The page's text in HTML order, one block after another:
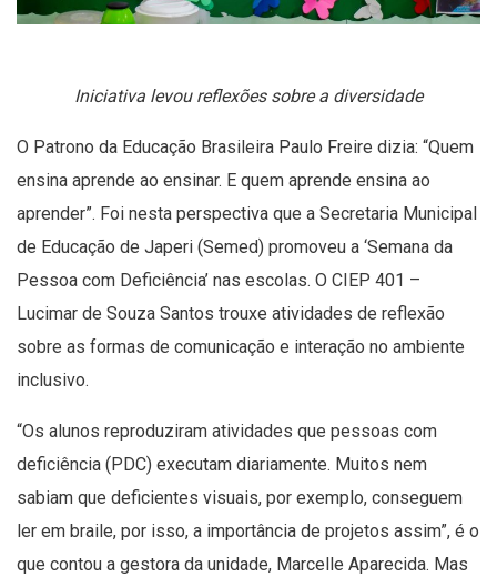
Iniciativa levou reflexões sobre a diversidade
O Patrono da Educação Brasileira Paulo Freire dizia: “Quem
ensina aprende ao ensinar. E quem aprende ensina ao
aprender”. Foi nesta perspectiva que a Secretaria Municipal
de Educação de Japeri (Semed) promoveu a ‘Semana da
Pessoa com Deficiência’ nas escolas. O CIEP 401 –
Lucimar de Souza Santos trouxe atividades de reflexão
sobre as formas de comunicação e interação no ambiente
inclusivo.
“Os alunos reproduziram atividades que pessoas com
deficiência (PDC) executam diariamente. Muitos nem
sabiam que deficientes visuais, por exemplo, conseguem
ler em braile, por isso, a importância de projetos assim”, é o
que contou a gestora da unidade, Marcelle Aparecida. Mas